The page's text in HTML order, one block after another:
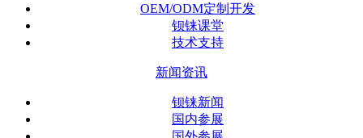
OEM/ODM定制开发
钡铼课堂
技术支持
新闻资讯
钡铼新闻
国内参展